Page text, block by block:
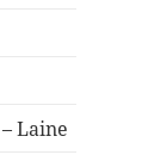
Laine